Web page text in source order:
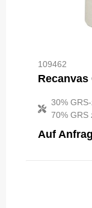
109462
30%
70% GRS
Auf